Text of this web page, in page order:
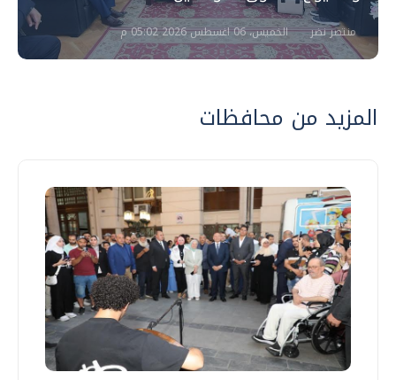
منتصر نضر الخميس، 06 اغسطس 2026 05:02 م
المزيد من محافظات